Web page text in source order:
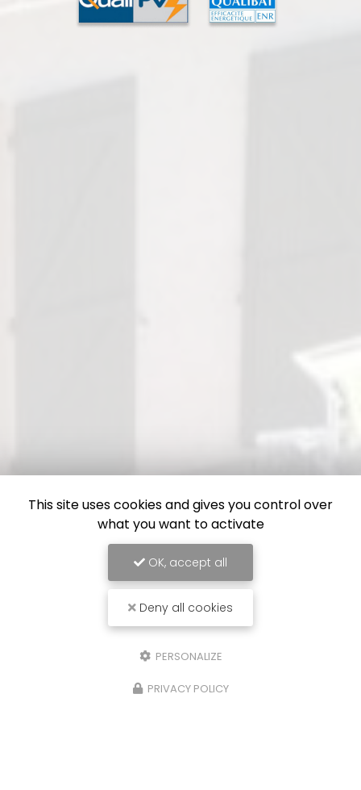
This site uses cookies and gives you control over
what you want to activate
OK, accept all
Deny all cookies
PERSONALIZE
PRIVACY POLICY